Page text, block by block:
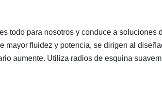
todo para nosotros y conduce a soluciones
fluidez y potencia, se dirigen al
aumente. Utiliza radios de esquina